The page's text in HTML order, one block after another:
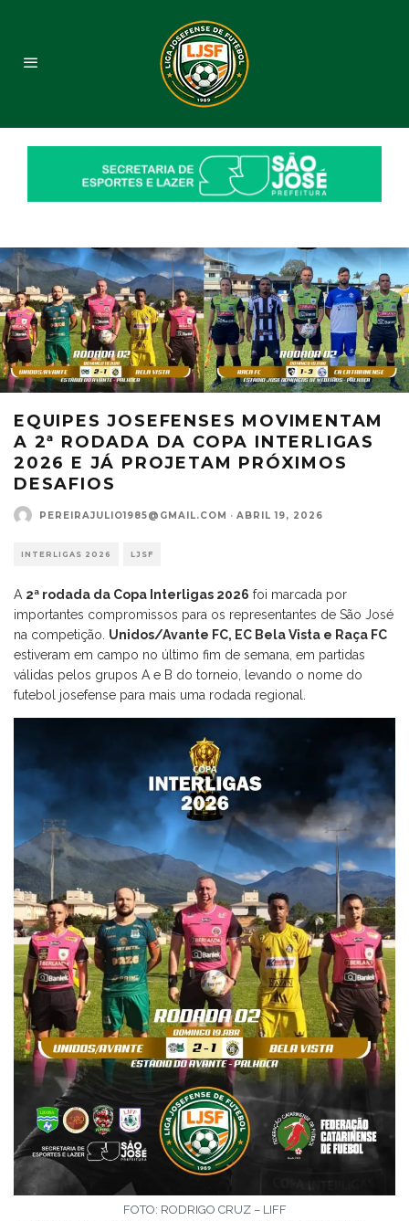
EQUIPES JOSEFENSES MOVIMENTAM
A 2ª RODADA DA COPA INTERLIGAS
2026 E JÁ PROJETAM PRÓXIMOS
DESAFIOS
PEREIRAJULIO1985@GMAIL.COM · ABRIL 19, 2026
INTERLIGAS 2026 LJSF
A 2ª rodada da Copa Interligas 2026 foi marcada por
importantes compromissos para os representantes de São José
na competição. Unidos/Avante FC, EC Bela Vista e Raça FC
estiveram em campo no último fim de semana, em partidas
válidas pelos grupos A e B do torneio, levando o nome do
futebol josefense para mais uma rodada regional.
FOTO: RODRIGO CRUZ – LIFF